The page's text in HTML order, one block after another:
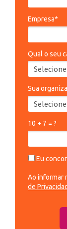
Empresa*
Qual o seu
Sua
10 + 7 = ?
Eu
Ao informar
de